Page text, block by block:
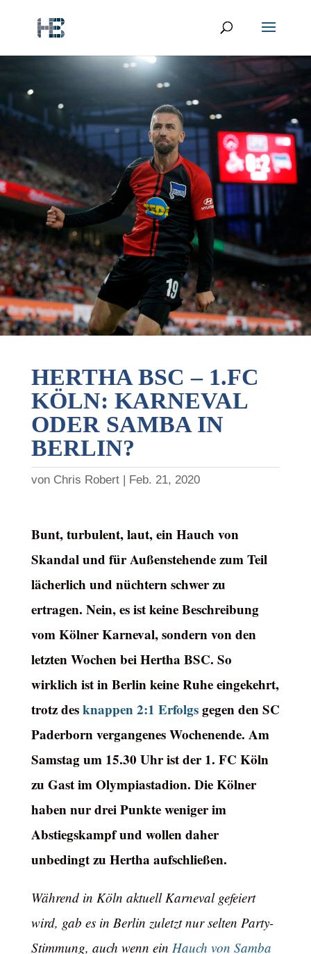
HERTHA BSC – 1.FC
KÖLN: KARNEVAL
ODER SAMBA IN
BERLIN?
von Chris Robert Feb. 21, 2020
Bunt, turbulent, laut, ein Hauch von
Skandal und für Außenstehende zum Teil
lächerlich und nüchtern schwer zu
ertragen. Nein, es ist keine Beschreibung
vom Kölner Karneval, sondern von den
letzten Wochen bei Hertha BSC. So
wirklich ist in Berlin keine Ruhe eingekehrt,
trotz desknappen 2:1 Erfolgsgegen den SC
Paderborn vergangenes Wochenende. Am
Samstag um 15.30 Uhr ist der 1. FC Köln
zu Gast im Olympiastadion. Die Kölner
haben nur drei Punkte weniger im
Abstiegskampf und wollen daher
unbedingt zu Hertha aufschließen.
Während in Köln aktuell Karneval gefeiert
wird, gab es in Berlin zuletzt nur selten Party-
Stimmung, auch wenn ein Hauch von Samba